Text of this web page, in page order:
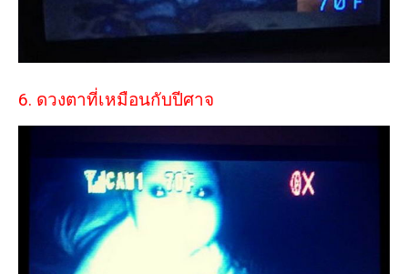
6. ดวงตาที่เหมือนกับปีศาจ